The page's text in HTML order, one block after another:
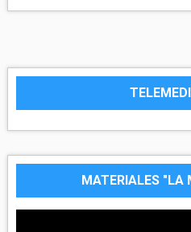
MATERIALES "LA